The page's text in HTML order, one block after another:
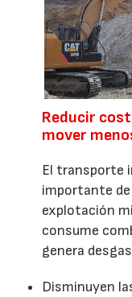
Reducir
mover
El transporte
importante
explotación
consume
genera
Disminuyen